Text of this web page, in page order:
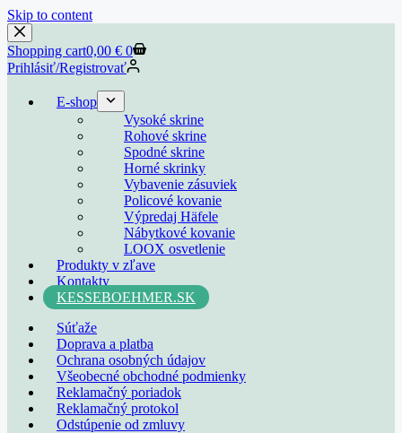
Skip to content
Shopping cart0,00 € 0
Prihlásiť/Registrovať
E-shop
Vysoké skrine
Rohové skrine
Spodné skrine
Horné skrinky
Vybavenie zásuviek
Policové kovanie
Výpredaj Häfele
Nábytkové kovanie
LOOX osvetlenie
Produkty v zľave
Kontakty
KESSEBOEHMER.SK
Súťaže
Doprava a platba
Ochrana osobných údajov
Všeobecné obchodné podmienky
Reklamačný poriadok
Reklamačný protokol
Odstúpenie od zmluvy